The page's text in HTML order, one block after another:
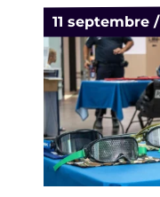
Du
11 septembre /